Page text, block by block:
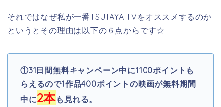
それではなぜ私が一番TSUTAYA TVをオススメするのか
というとその理由は以下の６点からです☆
①31日間無料キャンペーン中に1100ポイントも
らえるので1作品400ポイントの映画が無料期間
中に2本も見れる。